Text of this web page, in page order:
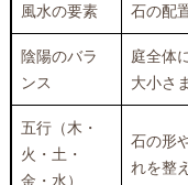
風水の要素 石の配
陰陽のバラ
ンス
庭全体
大小さ
五行（木・
火・土・
金・水）
石の形
れを整